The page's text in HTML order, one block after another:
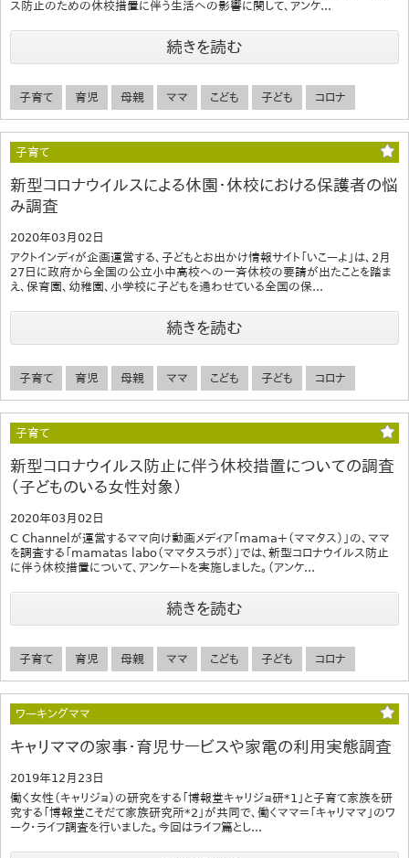
ス防止のための休校措置に伴う生活への影響に関して、アンケ...
続きを読む
子育て 育児 母親 ママ こども 子ども コロナ
子育て
新型コロナウイルスによる休園・休校における保護者の悩
み調査
2020年03月02日
アクトインディが企画運営する、子どもとお出かけ情報サイト「いこーよ」は、2月
27日に政府から全国の公立小中高校への一斉休校の要請が出たことを踏ま
え、保育園、幼稚園、小学校に子どもを通わせている全国の保...
続きを読む
子育て 育児 母親 ママ こども 子ども コロナ
子育て
新型コロナウイルス防止に伴う休校措置についての調査
（子どものいる女性対象）
2020年03月02日
C Channelが運営するママ向け動画メディア「mama＋（ママタス）」の、ママ
を調査する「mamatas labo（ママタスラボ）」では、新型コロナウイルス防止
に伴う休校措置について、アンケートを実施しました。（アンケ...
続きを読む
子育て 育児 母親 ママ こども 子ども コロナ
ワーキングママ
キャリママの家事・育児サービスや家電の利用実態調査
2019年12月23日
働く女性（キャリジョ）の研究をする「博報堂キャリジョ研*1」と子育て家族を研
究する「博報堂こそだて家族研究所*2」が共同で、働くママ＝「キャリママ」のワ
ーク・ライフ調査を行いました。今回はライフ篇とし...